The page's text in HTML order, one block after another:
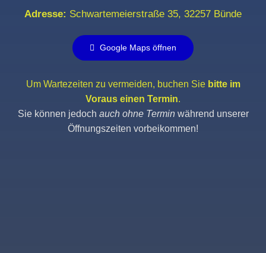
Adresse: Schwartemeierstraße 35, 32257 Bünde
Google Maps öffnen
Um Wartezeiten zu vermeiden, buchen Sie bitte im
Voraus einen Termin.
Sie können jedoch auch ohne Terminwährend unserer
Öffnungszeiten vorbeikommen!